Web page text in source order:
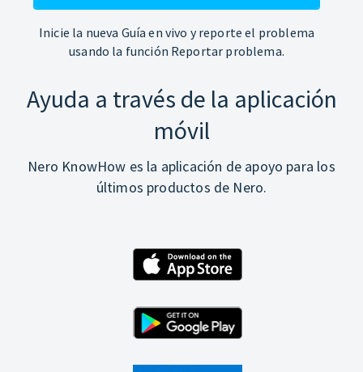
Inicie la nueva Guía en vivo y reporte el problema
usando la función Reportar problema.
Ayuda a través de la aplicación
móvil
Nero KnowHow es la aplicación de apoyo para los
últimos productos de Nero.